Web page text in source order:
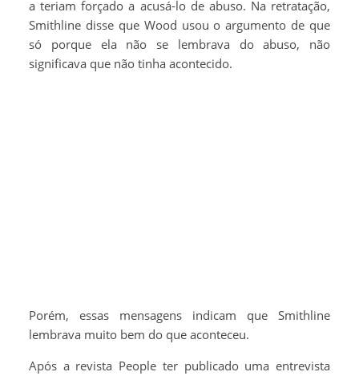
a teriam forçado a acusá-lo de abuso. Na retratação,
Smithline disse que Wood usou o argumento de que
só porque ela não se lembrava do abuso, não
significava que não tinha acontecido.
Porém, essas mensagens indicam que Smithline
lembrava muito bem do que aconteceu.
Após a revista People ter publicado uma entrevista